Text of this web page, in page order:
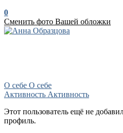
0
Сменить фото Вашей обложки
О себе О себе
Активность Активность
Этот пользователь ещё не
профиль.